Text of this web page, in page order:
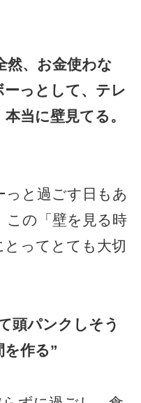
然、お金使わな
っとして、テレ
当に壁見てる。
と過ごす日もあ
この「壁を見る時
ってとても大切
頭パンクしそう
を作る”